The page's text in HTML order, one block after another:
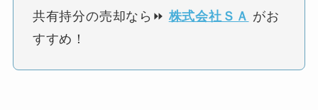
共有持分の売却なら⏩ 株式会社ＳＡ がお
すすめ！